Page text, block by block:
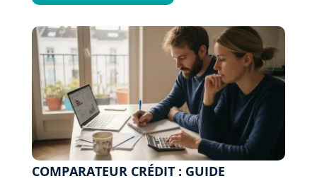
COMPARATEUR CRÉDIT : GUIDE